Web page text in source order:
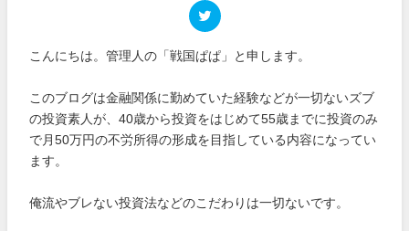
こんにちは。管理人の「戦国ぱぱ」と申します。
このブログは金融関係に勤めていた経験などが一切ないズブ
の投資素人が、40歳から投資をはじめて55歳までに投資のみ
で月50万円の不労所得の形成を目指している内容になってい
ます。
俺流やブレない投資法などのこだわりは一切ないです。